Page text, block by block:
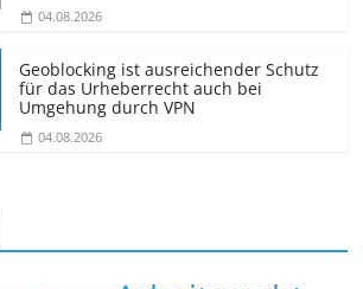
04.08.2026
Geoblocking ist ausreichender Schutz
für das Urheberrecht auch bei
Umgehung durch VPN
04.08.2026